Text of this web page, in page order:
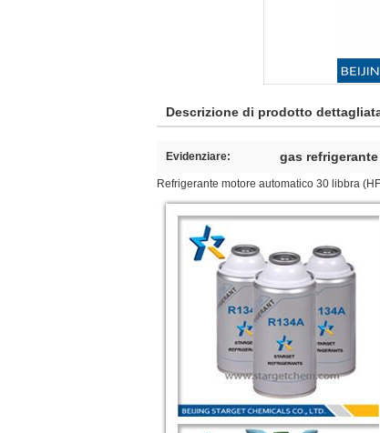
Descrizione di prodotto
Evidenziare: gas refrigerante
Refrigerante motore automatico 30 libbra